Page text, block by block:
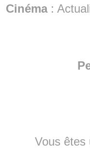
Cinéma:
Vous êtes